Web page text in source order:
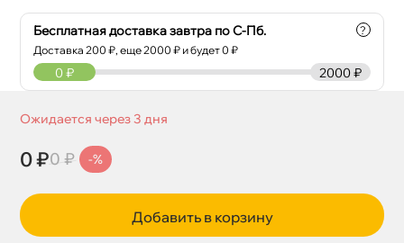
Бесплатная доставка завтра по С-Пб.
Доставка200 ₽, еще2000 ₽ и будет 0 ₽
?
2000 ₽
0 ₽
Ожидается через 3 дня
0 ₽0 ₽ -%
Добавить в корзину